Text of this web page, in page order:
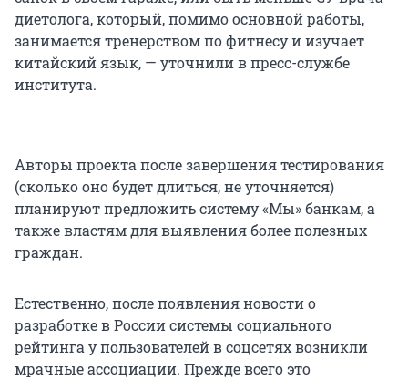
диетолога, который, помимо основной работы,
занимается тренерством по фитнесу и изучает
китайский язык, — уточнили в пресс-службе
института.
Авторы проекта после завершения тестирования
(сколько оно будет длиться, не уточняется)
планируют предложить систему «Мы» банкам, а
также властям для выявления более полезных
граждан.
Естественно, после появления новости о
разработке в России системы социального
рейтинга у пользователей в соцсетях возникли
мрачные ассоциации. Прежде всего это